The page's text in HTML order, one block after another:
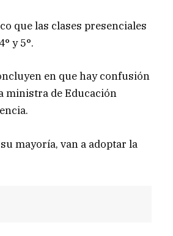
que las clases presenciales
y 5°.
en que hay confusión
ministra de Educación
mayoría, van a adoptar la